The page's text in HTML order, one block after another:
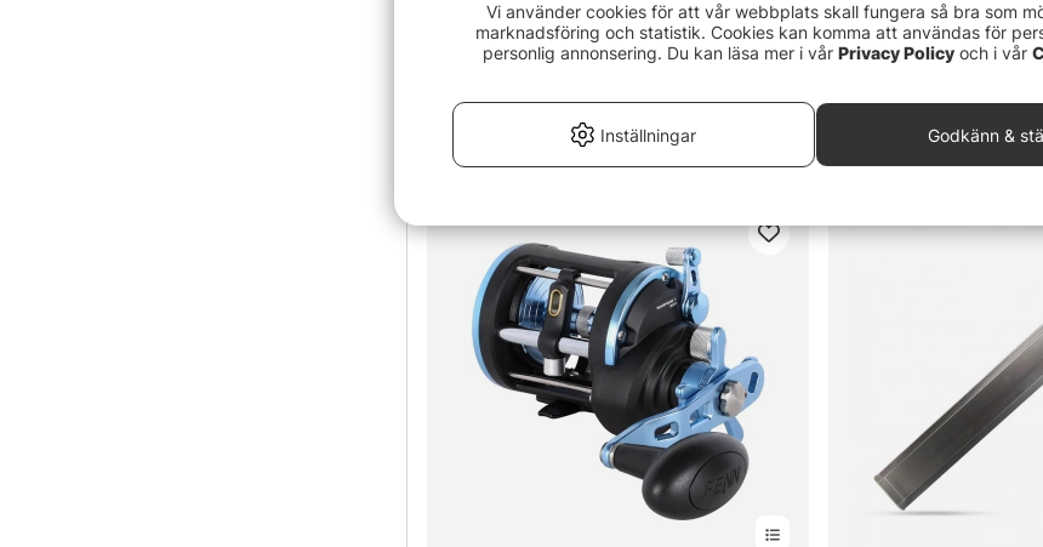
Vi använder cookies för att vår webbplats skall fungera så bra som
marknadsföring och statistik. Cookies kan komma att användas för
personlig annonsering. Du kan läsa mer i vår Privacy Policy och i vår
Inställningar Godkänn &